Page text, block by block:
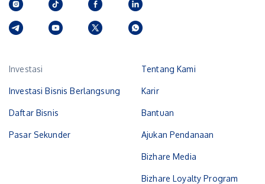
Investasi
Investasi Bisnis Berlangsung
Daftar Bisnis
Pasar Sekunder
Tentang Kami
Karir
Bantuan
Ajukan Pendanaan
Bizhare Media
Bizhare Loyalty Program